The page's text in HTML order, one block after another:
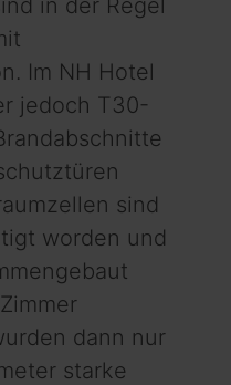
in der Regel
Im NH Hotel
jedoch T30-
sind
worden und
dann nur
starke